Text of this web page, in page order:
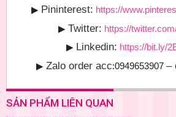
▶ Pininterest: https://
▶ Twitter: https://
▶ Linkedin: https://bit.ly/
▶ Zalo order acc:0949653907 –
SẢN PHẨM LIÊN QUAN